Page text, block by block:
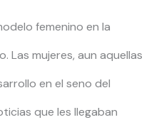
femenino en la
Las mujeres, aun aquellas
en el seno del
que les llegaban